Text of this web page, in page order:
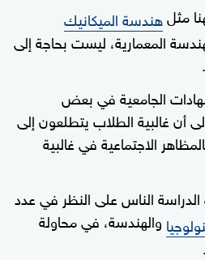
مثلهندسة الميكانيك
المعمارية، ليست بحاجة إلى
الجامعية في بعض
أن غالبية الطلاب يتطلعون إلى
الاجتماعية في غالبية
الناس على النظر في عدد
والهندسة، في محاولة